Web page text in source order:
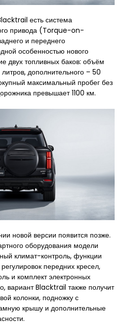
есть система
привода (Torque-on-
и переднего
особенностью нового
двух топливных баков: объём
дополнительного – 50
максимальный пробег без
превышает 1100 км.
новой версии появится позже.
оборудования модели
климат-контроль, функции
передних кресел,
и комплект электронных
вариант Blacktrail также получит
колонки, подножку с
крышу и дополнительные